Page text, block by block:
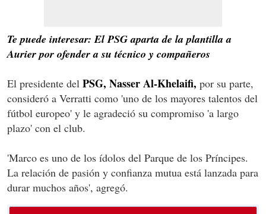
Te puede interesar: El PSG aparta de la plantilla a
Aurier por ofender a su técnico y compañeros
El presidente del PSG, Nasser Al-Khelaifi, por su parte,
consideró a Verratti como 'uno de los mayores talentos del
fútbol europeo' y le agradeció su compromiso 'a largo
plazo' con el club.
'Marco es uno de los ídolos del Parque de los Príncipes.
La relación de pasión y confianza mutua está lanzada para
durar muchos años', agregó.